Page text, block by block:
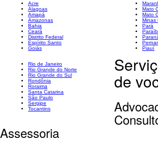
Acre
Alagoas
Amapá
Amazonas
Bahia
Ceará
Distrito Federal
Espírito Santo
Goiás
Mato
Mato
Minas
Pará
Piauí
Rio de Janeiro
Rio Grande do Norte
Rio Grande do Sul
Rondônia
Roraima
Santa Catarina
São Paulo
Sergipe
Tocantins
de
Assessoria